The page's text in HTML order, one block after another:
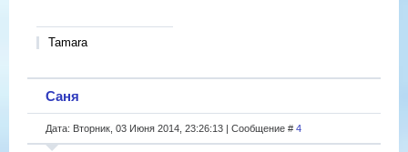
Tamara
Саня
Дата: Вторник, 03 Июня 2014, 23:26:13 | Сообщение # 4